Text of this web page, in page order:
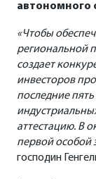
автономного
«Чтобы
региональной
создает
инвесторов
последние
аттестацию. В
первой особой
господин